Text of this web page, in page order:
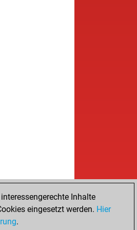
Inhalte
eingesetzt werden. Hier
.